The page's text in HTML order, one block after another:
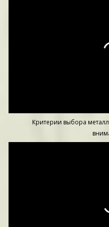
Критерии выбора